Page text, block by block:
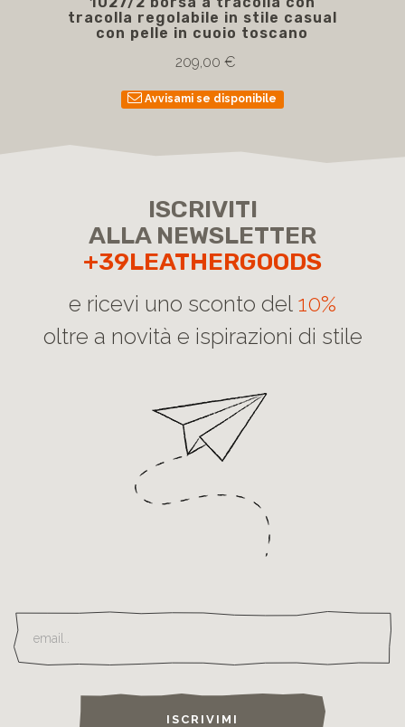
tracolla regolabile in stile casual
con pelle in cuoio toscano
209,00 €
Avvisami se disponibile
ISCRIVITI
ALLA NEWSLETTER
+39LEATHERGOODS
e ricevi uno sconto del 10%
oltre a novità e ispirazioni di stile
ISCRIVIMI